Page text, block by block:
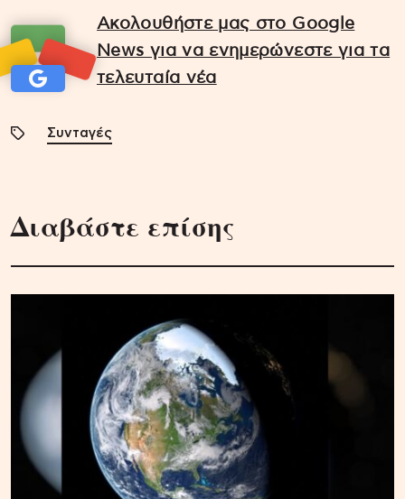
Ακολουθήστε μας στο Google
News για να ενημερώνεστε για τα
τελευταία νέα
Συνταγές
Διαβάστε επίσης